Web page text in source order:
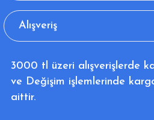
Alışveriş
3000 tl üzeri alışverişlerde
ve Değişim işlemlerinde
aittir.